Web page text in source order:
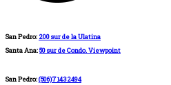
San Pedro: 200 sur de la Ulatina
Santa Ana:50 sur de Condo. Viewpoint
San Pedro:(506)71432494